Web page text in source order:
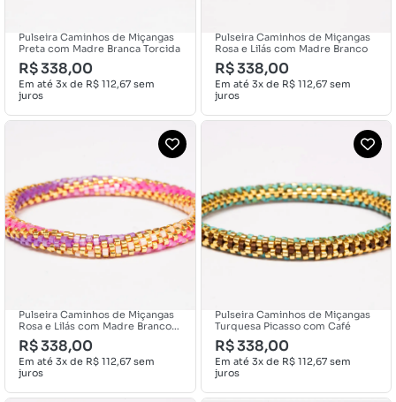
Pulseira Caminhos de Miçangas
Preta com Madre Branca Torcida
R$338,00
Em até 3x de R$ 112,67 sem
juros
Pulseira Caminhos de Miçangas
Rosa e Lilás com Madre Branco
R$338,00
Em até 3x de R$112,67sem
juros
Pulseira Caminhos de Miçangas
Rosa e Lilás com Madre Branco
Torcida
R$338,00
Em até 3x de R$ 112,67 sem
juros
Pulseira Caminhos de Miçangas
Turquesa Picasso com Café
R$338,00
Em até 3x de R$112,67sem
juros